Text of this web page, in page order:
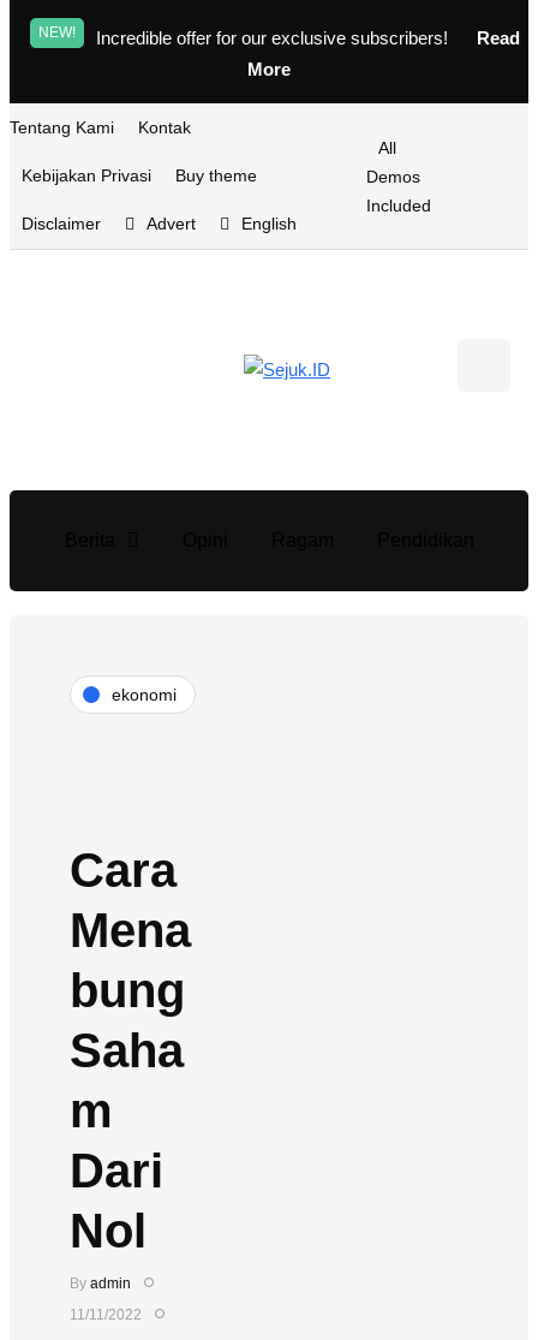
NEW! Incredible offer for our exclusive subscribers!
Read
More
Tentang Kami Kontak
Kebijakan Privasi Buy theme
Disclaimer Advert English
All
Demos
Included
ekonomi
Cara
Mena
bung
Saha
m
Dari
Nol
By admin
11/11/2022